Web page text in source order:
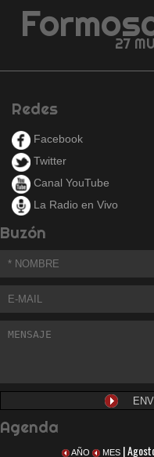
27
Redes
Facebook
Twitter
Canal YouTube
La Radio en Vivo
Buzón
Agenda
AÑO MES |